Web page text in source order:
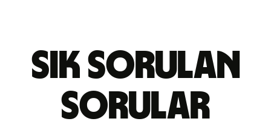
Sık sorulan
sorular